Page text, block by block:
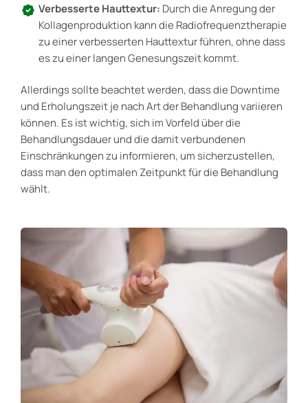
Verbesserte Hauttextur: Durch die Anregung der
Kollagenproduktion kann die Radiofrequenztherapie
zu einer verbesserten Hauttextur führen, ohne dass
es zu einer langen Genesungszeit kommt.
Allerdings sollte beachtet werden, dass die Downtime
und Erholungszeit je nach Art der Behandlung variieren
können. Es ist wichtig, sich im Vorfeld über die
Behandlungsdauer und die damit verbundenen
Einschränkungen zu informieren, um sicherzustellen,
dass man den optimalen Zeitpunkt für die Behandlung
wählt.